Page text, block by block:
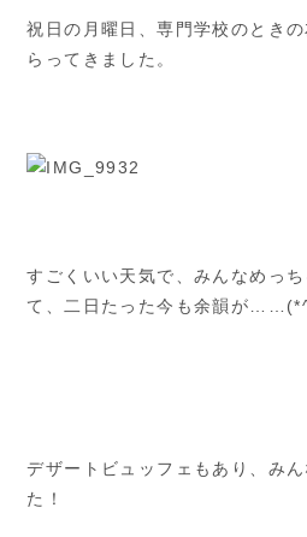
祝日の月曜日、専門学校のとき
らってきました。
すごくいい天気で、みんなめっ
て、二日たった今も余韻が
デザートビュッフェもあり、み
た！